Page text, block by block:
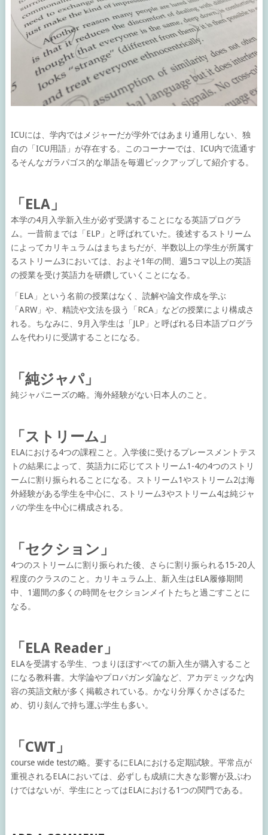
ICUには、学内ではメジャーだが学外ではあまり通用しない、独
自の「ICU用語」が存在する。このコーナーでは、ICU内で流通す
るそんなガラパゴス的な単語を毎週ピックアップして紹介する。
「ELA」
本学の4月入学新入生が必ず受講することになる英語プログラ
ム。一昔前までは「ELP」と呼ばれていた。後述するストリーム
によってカリキュラムはまちまちだが、半数以上の学生が所属す
るストリーム3においては、およそ1年の間、週5コマ以上の英語
の授業を受け英語力を研鑽していくことになる。
「ELA」という名前の授業はなく、読解や論文作成を学ぶ
「ARW」や、精読や文法を扱う「RCA」などの授業により構成さ
れる。ちなみに、9月入学生は「JLP」と呼ばれる日本語プログラ
ムを代わりに受講することになる。
「純ジャパ」
純ジャパニーズの略。海外経験がない日本人のこと。
「ストリーム」
ELAにおける4つの課程こと。入学後に受けるプレースメントテス
トの結果によって、英語力に応じてストリーム1-4の4つのストリ
ームに割り振られることになる。ストリーム1やストリーム2は海
外経験がある学生を中心に、ストリーム3やストリーム4は純ジャ
パの学生を中心に構成される。
「セクション」
4つのストリームに割り振られた後、さらに割り振られる15-20人
程度のクラスのこと。カリキュラム上、新入生はELA履修期間
中、1週間の多くの時間をセクションメイトたちと過ごすことに
なる。
「ELA Reader」
ELAを受講する学生、つまりほぼすべての新入生が購入すること
になる教科書。大学論やプロパガンダ論など、アカデミックな内
容の英語文献が多く掲載されている。かなり分厚くかさばるた
め、切り刻んで持ち運ぶ学生も多い。
「CWT」
course wide testの略。要するにELAにおける定期試験。平常点が
重視されるELAにおいては、必ずしも成績に大きな影響が及ぶわ
けではないが、学生にとってはELAにおける1つの関門である。